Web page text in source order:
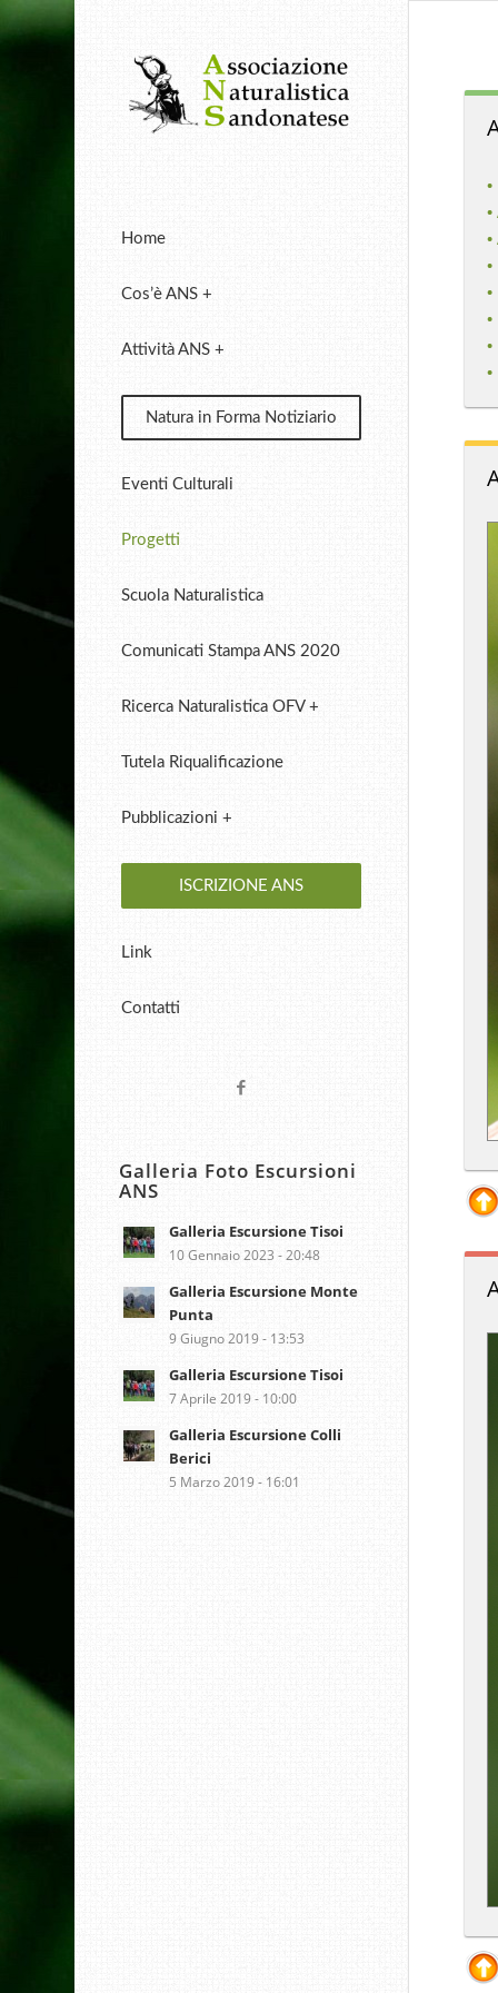
Home
Cos’è ANS +
Attività ANS +
Natura in Forma Notiziario
Eventi Culturali
Progetti
Scuola Naturalistica
Comunicati Stampa ANS 2020
Ricerca Naturalistica OFV +
Tutela Riqualificazione
Pubblicazioni +
ISCRIZIONE ANS
Link
Contatti
Galleria Foto Escursioni
ANS
Galleria Escursione Tisoi
10 Gennaio 2023 - 20:48
Galleria Escursione Monte
Punta
9 Giugno 2019 - 13:53
Galleria Escursione Tisoi
7 Aprile 2019 - 10:00
Galleria Escursione Colli
Berici
5 Marzo 2019 - 16:01